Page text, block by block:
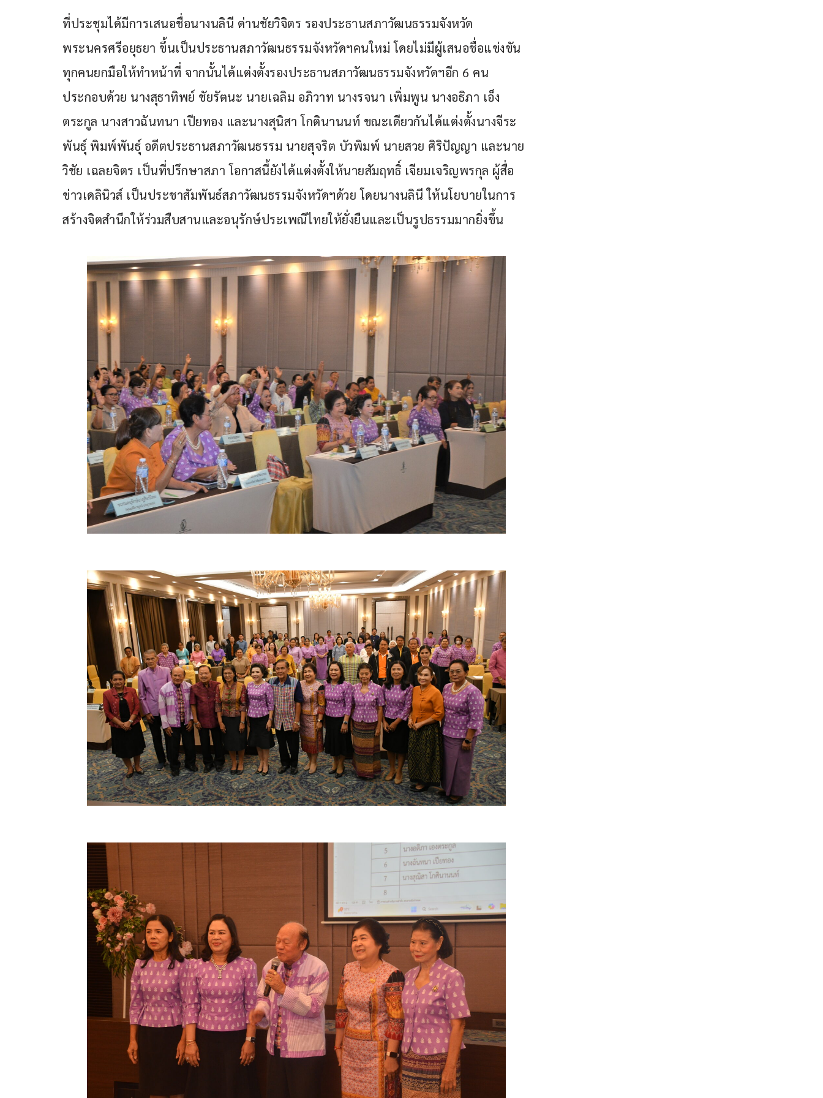
ที่ประชุมได้มีการเสนอชื่อนางนลินี ด่านชัยวิจิตร รองประธานสภาวัฒนธรรมจังหวัด
พระนครศรีอยุธยา ขึ้นเป็นประธานสภาวัฒนธรรมจังหวัดฯคนใหม่ โดยไม่มีผู้เสนอชื่อแข่งขัน
ทุกคนยกมือให้ทำหน้าที่ จากนั้นได้แต่งตั้งรองประธานสภาวัฒนธรรมจังหวัดฯอีก 6 คน
ประกอบด้วย นางสุธาทิพย์ ชัยรัตนะ นายเฉลิม อภิวาท นางรจนา เพิ่มพูน นางอธิภา เอ็ง
ตระกูล นางสาวฉันทนา เปียทอง และนางสุนิสา โกตินานนท์ ขณะเดียวกันได้แต่งตั้งนางจีระ
พันธุ์ พิมพ์พันธุ์ อดีตประธานสภาวัฒนธรรม นายสุจริต บัวพิมพ์ นายสวย ศิริปัญญา และนาย
วิชัย เฉลยจิตร เป็นที่ปรึกษาสภา โอกาสนี้ยังได้แต่งตั้งให้นายสัมฤทธิ์ เจียมเจริญพรกุล ผู้สื่อ
ข่าวเดลินิวส์ เป็นประชาสัมพันธ์สภาวัฒนธรรมจังหวัดฯด้วย โดยนางนลินี ให้นโยบายในการ
สร้างจิตสำนึกให้ร่วมสืบสานและอนุรักษ์ประเพณีไทยให้ยั่งยืนและเป็นรูปธรรมมากยิ่งขึ้น